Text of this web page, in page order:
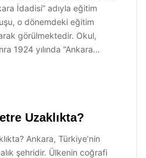
İdadisi” adıyla eğitim
o dönemdeki eğitim
görülmektedir. Okul,
1924 yılında “Ankara…
Uzaklıkta?
Ankara, Türkiye’nin
şehridir. Ülkenin coğrafi